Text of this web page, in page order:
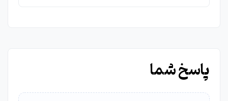
پاسخ شما